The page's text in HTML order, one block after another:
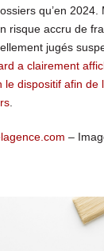
qu’en 2024.
risque accru de
jugés
a clairement
le dispositif afin de
.
–